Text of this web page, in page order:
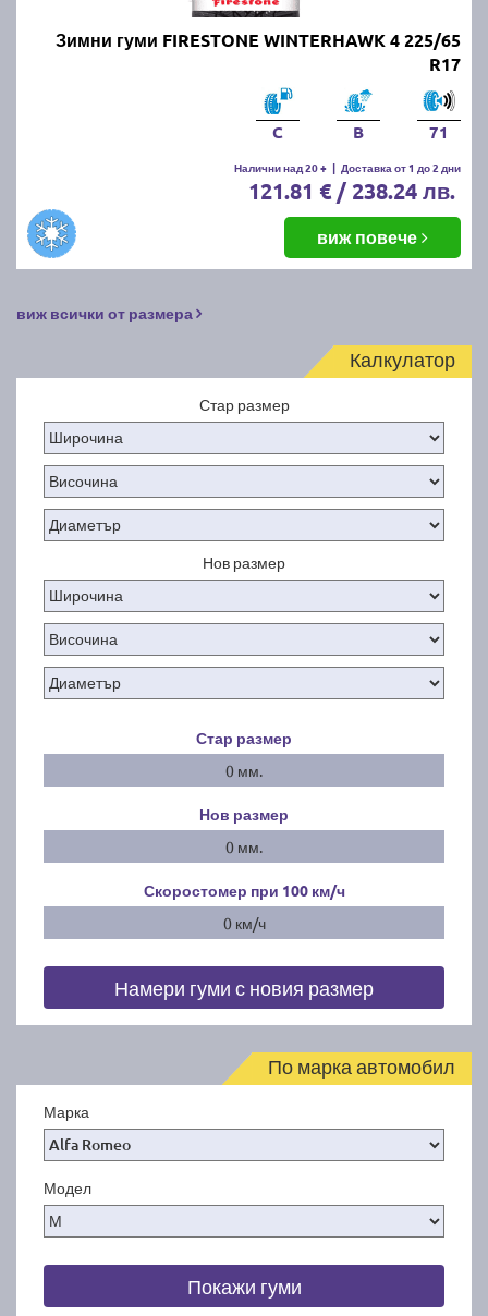
Зимни гуми FIRESTONE WINTERHAWK 4 225/65
R17
C B 71
Налични над 20 + | Доставка от 1 до 2 дни
121.81 € / 238.24 лв.
виж повече
виж всички от размера
Калкулатор
Стар размер
Нов размер
Стар размер
0 мм.
Нов размер
0 мм.
Скоростомер при 100 км/ч
0 км/ч
Намери гуми с новия размер
По марка автомобил
Марка
Модел
Покажи гуми